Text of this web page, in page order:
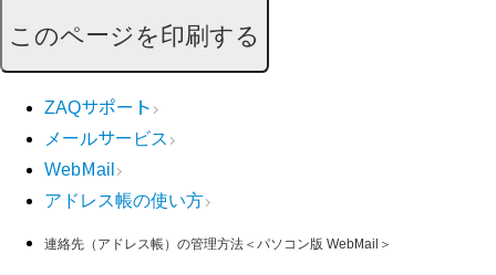
このページを印刷する
ZAQサポート
メールサービス
WebMail
アドレス帳の使い方
連絡先（アドレス帳）の管理方法＜パソコン版 WebMail＞